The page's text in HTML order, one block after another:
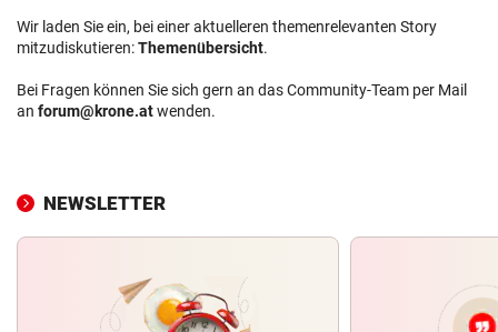
Wir laden Sie ein, bei einer aktuelleren themenrelevanten Story
mitzudiskutieren:Themenübersicht.
Bei Fragen können Sie sich gern an das Community-Team per Mail
an forum@krone.atwenden.
NEWSLETTER